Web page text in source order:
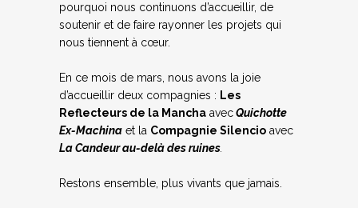
pourquoi nous continuons d’accueillir, de
soutenir et de faire rayonner les projets qui
nous tiennent à cœur.
En ce mois de mars, nous avons la joie
d’accueillir deux compagnies : Les
Reflecteurs de la Mancha avecQuichotte
Ex-Machina et la Compagnie Silencio avec
La Candeur au-delà des ruines
Restons ensemble, plus vivants que jamais.